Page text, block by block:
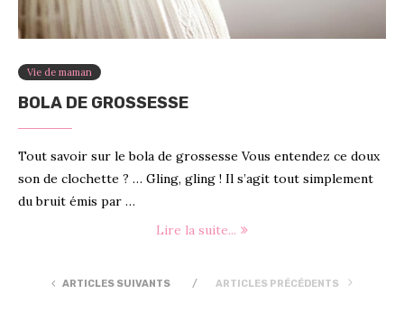
Vie de maman
BOLA DE GROSSESSE
Tout savoir sur le bola de grossesse Vous entendez ce doux
son de clochette ? … Gling, gling ! Il s’agit tout simplement
du bruit émis par …
Lire la suite...
ARTICLES SUIVANTS ARTICLES PRÉCÉDENTS